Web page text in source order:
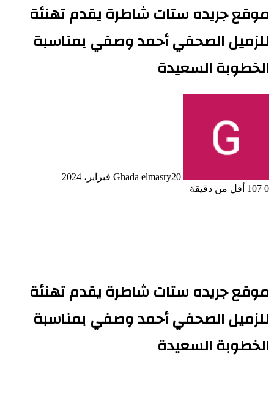
موقع جريده ستات شاطرة يقدم تهنئة
للزميل الصحفي أحمد وصفي بمناسبة
الخطوبة السعيدة
Ghada elmasry20 فبراير، 2024
0
أقل من دقيقة
موقع جريده ستات شاطرة يقدم تهنئة
للزميل الصحفي أحمد وصفي بمناسبة
الخطوبة السعيدة